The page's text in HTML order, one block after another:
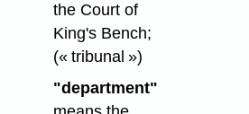
the Court of
King's Bench;
(« tribunal »)
"department"